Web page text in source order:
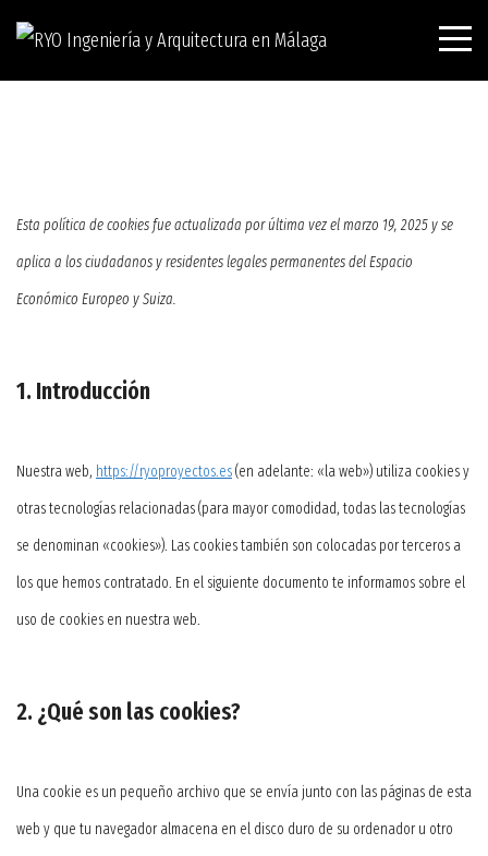
Esta política de cookies fue actualizada por última vez el marzo 19, 2025 y se
aplica a los ciudadanos y residentes legales permanentes del Espacio
Económico Europeo y Suiza.
1. Introducción
Nuestra web, https://ryoproyectos.es(en adelante: «la web») utiliza cookies y
otras tecnologías relacionadas (para mayor comodidad, todas las tecnologías
se denominan «cookies»). Las cookies también son colocadas por terceros a
los que hemos contratado. En el siguiente documento te informamos sobre el
uso de cookies en nuestra web.
2. ¿Qué son las cookies?
Una cookie es un pequeño archivo que se envía junto con las páginas de esta
web y que tu navegador almacena en el disco duro de su ordenador u otro